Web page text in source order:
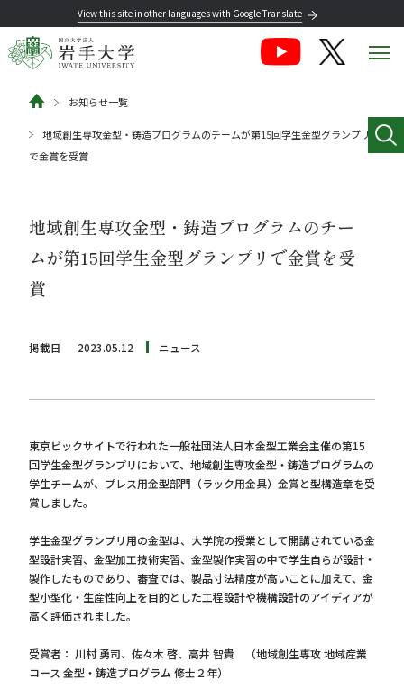
View this site in other languages with Google Translate
お知らせ一覧
地域創生専攻金型・鋳造プログラムのチームが第15回学生金型グランプリ
で金賞を受賞
地域創生専攻金型・鋳造プログラムのチー
ムが第15回学生金型グランプリで金賞を受
賞
掲載日 2023.05.12 ニュース
東京ビックサイトで行われた一般社団法人日本金型工業会主催の第15
回学生金型グランプリにおいて、地域創生専攻金型・鋳造プログラムの
学生チームが、プレス用金型部門（ラック用金具）金賞と型構造章を受
賞しました。
学生金型グランプリ用の金型は、大学院の授業として開講されている金
型設計実習、金型加工技術実習、金型製作実習の中で学生自らが設計・
製作したものであり、審査では、製品寸法精度が高いことに加えて、金
型小型化・生産性向上を目的とした工程設計や機構設計のアイディアが
高く評価されました。
受賞者： 川村 勇司、佐々木 啓、高井 智貴 （地域創生専攻 地域産業
コース 金型・鋳造プログラム 修士２年）